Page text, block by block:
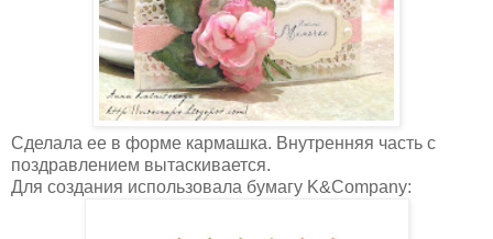
Сделала ее в форме кармашка. Внутренняя часть с
поздравлением вытаскивается.
Для создания использовала бумагу K&Company: